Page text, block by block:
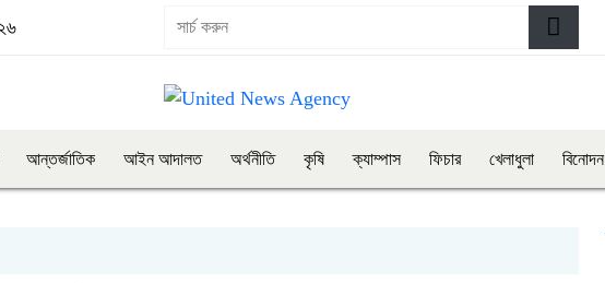
আন্তর্জাতিক আইন আদালত অর্থনীতি কৃষি ক্যাম্পাস ফিচার খেলাধুলা বিনোদন